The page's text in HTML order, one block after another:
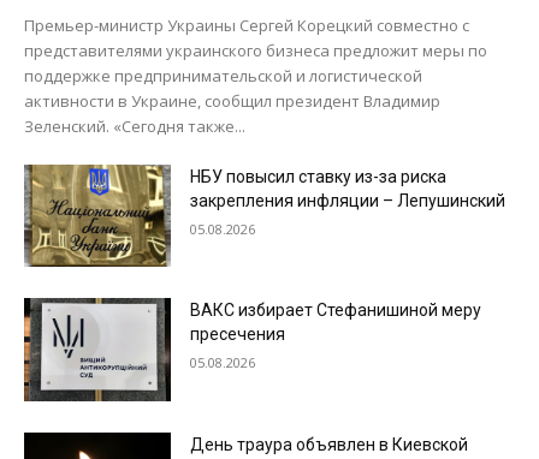
Премьер-министр Украины Сергей Корецкий совместно с
представителями украинского бизнеса предложит меры по
поддержке предпринимательской и логистической
активности в Украине, сообщил президент Владимир
Зеленский. «Сегодня также...
НБУ повысил ставку из-за риска
закрепления инфляции – Лепушинский
05.08.2026
ВАКС избирает Стефанишиной меру
пресечения
05.08.2026
День траура объявлен в Киевской